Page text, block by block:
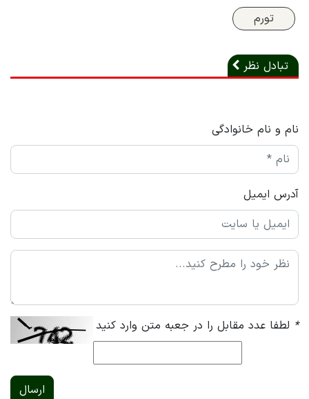
تورم
تبادل نظر
نام و نام خانوادگی
آدرس ایمیل
* لطفا عدد مقابل را در جعبه متن وارد کنید
ارسال